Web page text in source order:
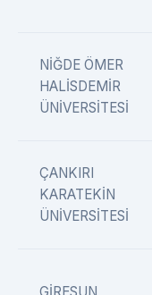
NİĞDE ÖMER
HALİSDEMİR
ÜNİVERSİTESİ
ÇANKIRI
KARATEKİN
ÜNİVERSİTESİ
GİRESUN